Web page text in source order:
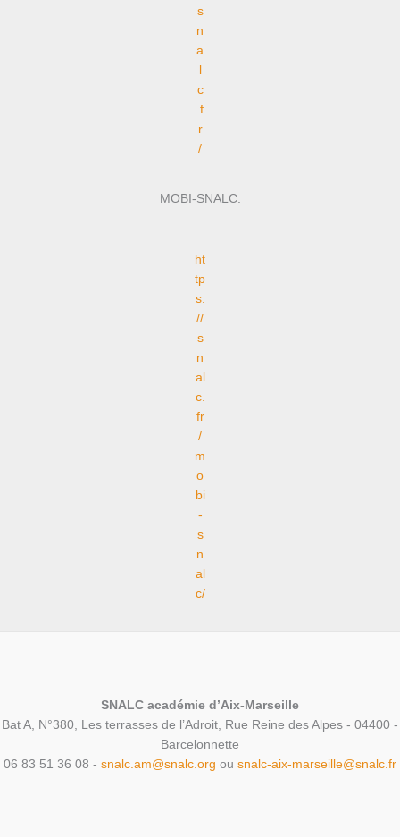
s
n
a
c
.f
r
/
MOBI-SNALC:
ht
tp
s:
//
s
n
al
c.
fr
/
m
o
bi
-
s
n
al
c/
SNALC académie d’Aix-Marseille
Bat A, N°380, Les terrasses de l’Adroit, Rue Reine des Alpes - 04400 -
Barcelonnette
06 83 51 36 08 - snalc.am@snalc.org ou snalc-aix-marseille@snalc.fr